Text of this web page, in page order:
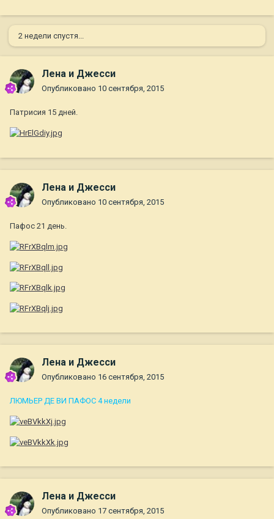
2 недели спустя...
Лена и Джесси
Опубликовано 10 сентября, 2015
Патрисия 15 дней.
Лена и Джесси
Опубликовано 10 сентября, 2015
Пафос 21 день.
Лена и Джесси
Опубликовано 16 сентября, 2015
ЛЮМЬЕР ДЕ ВИ ПАФОС 4 недели
Лена и Джесси
Опубликовано 17 сентября, 2015